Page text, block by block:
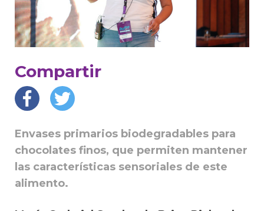
Compartir
Envases primarios biodegradables para
chocolates finos, que permiten mantener
las características sensoriales de este
alimento.